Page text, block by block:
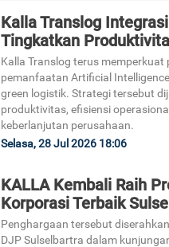
Kalla Translog
Tingkatkan
Kalla Translog terus
pemanfaatan Artificial
green logistik. Strategi tersebut
produktivitas, efisiensi
keberlanjutan perusahaan.
Selasa, 28 Jul 2026 18:06
KALLA Kembali Raih
Korporasi Terbaik
Penghargaan tersebut
DJP Sulselbartra dalam